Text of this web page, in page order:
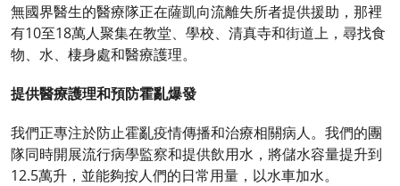
無國界醫生的醫療隊正在薩凱向流離失所者提供援助，那裡
有10至18萬人聚集在教堂、學校、清真寺和街道上，尋找食
物、水、棲身處和醫療護理。
提供醫療護理和預防霍亂爆發
我們正專注於防止霍亂疫情傳播和治療相關病人。我們的團
隊同時開展流行病學監察和提供飲用水，將儲水容量提升到
12.5萬升，並能夠按人們的日常用量，以水車加水。